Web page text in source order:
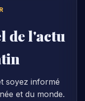
soyez informé